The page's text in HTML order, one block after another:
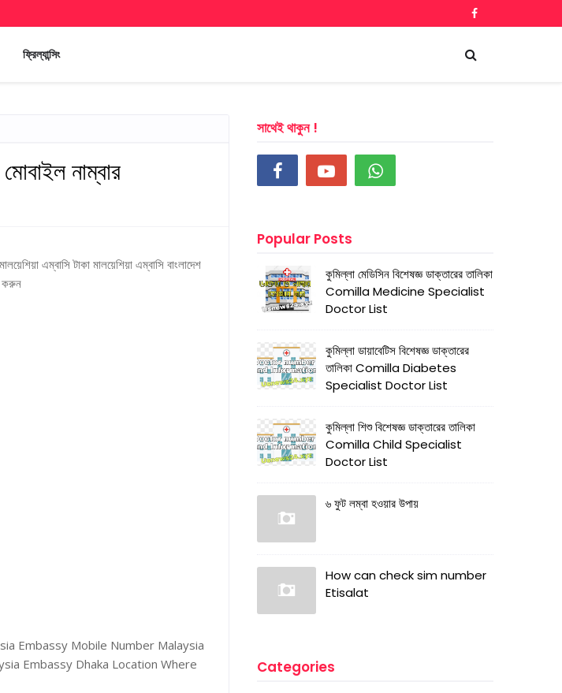
ফ্রিল্যান্সিং
নাম্বার
এম্বাসি টাকা মালয়েশিয়া এম্বাসি বাংলাদেশ
করুন
Embassy Mobile Number Malaysia
Embassy Dhaka Location Where
সাথেই থাকুন !
Popular Posts
কুমিল্লা মেডিসিন বিশেষজ্ঞ ডাক্তারের তালিকা
Comilla Medicine Specialist
Doctor List
কুমিল্লা ডায়াবেটিস বিশেষজ্ঞ ডাক্তারের
তালিকা Comilla Diabetes
Specialist Doctor List
কুমিল্লা শিশু বিশেষজ্ঞ ডাক্তারের তালিকা
Comilla Child Specialist
Doctor List
৬ ফুট লম্বা হওয়ার উপায়
How can check sim number
Etisalat
Categories